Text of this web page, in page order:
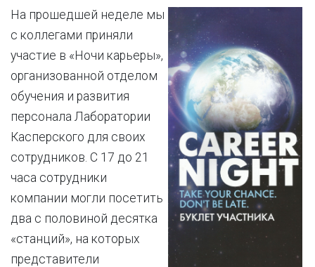
На прошедшей неделе мы
с коллегами приняли
участие в «Ночи карьеры»,
организованной отделом
обучения и развития
персонала Лаборатории
Касперского для своих
сотрудников. С 17 до 21
часа сотрудники
компании могли посетить
два с половиной десятка
«станций», на которых
представители